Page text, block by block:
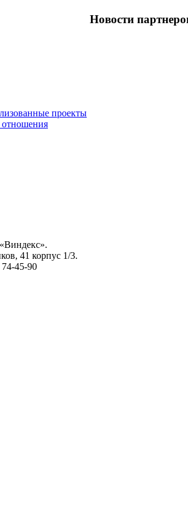
Новости
проекты
отношения
41 корпус 1/3.
45-90